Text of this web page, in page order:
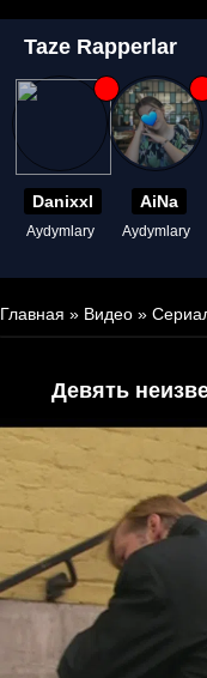
Taze Rapperlar
Danixxl
Aydymlary
AiNa
Aydymlary
Главная » Видео »
Девять